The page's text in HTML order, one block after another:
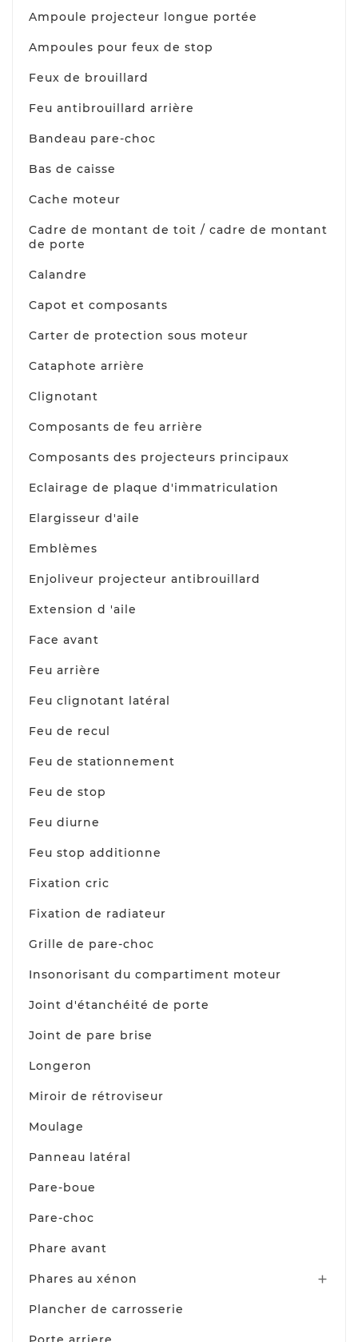
Ampoule projecteur longue portée
Ampoules pour feux de stop
Feux de brouillard
Feu antibrouillard arrière
Bandeau pare-choc
Bas de caisse
Cache moteur
Cadre de montant de toit / cadre de montant
de porte
Calandre
Capot et composants
Carter de protection sous moteur
Cataphote arrière
Clignotant
Composants de feu arrière
Composants des projecteurs principaux
Eclairage de plaque d'immatriculation
Elargisseur d'aile
Emblèmes
Enjoliveur projecteur antibrouillard
Extension d 'aile
Face avant
Feu arrière
Feu clignotant latéral
Feu de recul
Feu de stationnement
Feu de stop
Feu diurne
Feu stop additionne
Fixation cric
Fixation de radiateur
Grille de pare-choc
Insonorisant du compartiment moteur
Joint d'étanchéité de porte
Joint de pare brise
Longeron
Miroir de rétroviseur
Moulage
Panneau latéral
Pare-boue
Pare-choc
Phare avant
Phares au xénon 
Plancher de carrosserie